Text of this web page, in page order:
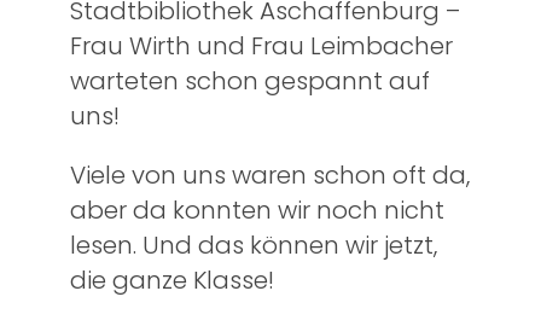
Stadtbibliothek Aschaffenburg –
Frau Wirth und Frau Leimbacher
warteten schon gespannt auf
uns!
Viele von uns waren schon oft da,
aber da konnten wir noch nicht
lesen. Und das können wir jetzt,
die ganze Klasse!